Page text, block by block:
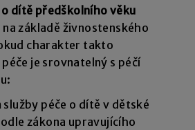
o dítě předškolního věku
základě živnostenského
charakter takto
je srovnatelný s péčí
služby péče o dítě v dětské
zákona upravujícího